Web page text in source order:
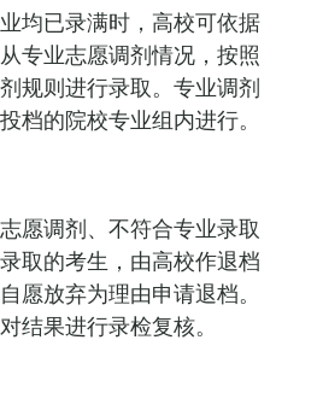
均已录满时，高校可依据
专业志愿调剂情况，按照
规则进行录取。专业调剂
档的院校专业组内进行。
愿调剂、不符合专业录取
取的考生，由高校作退档
愿放弃为理由申请退档。
结果进行录检复核。